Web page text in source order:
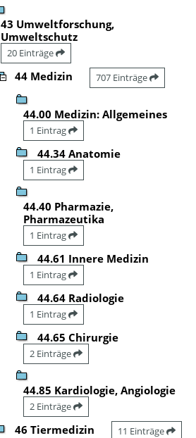
43 Umweltforschung,
Umweltschutz
20 Einträge
44 Medizin 707 Einträge
44.00 Medizin: Allgemeines
1 Eintrag
44.34 Anatomie
1 Eintrag
44.40 Pharmazie,
Pharmazeutika
1 Eintrag
44.61 Innere Medizin
1 Eintrag
44.64 Radiologie
1 Eintrag
44.65 Chirurgie
2 Einträge
44.85 Kardiologie, Angiologie
2 Einträge
46 Tiermedizin 11 Einträge